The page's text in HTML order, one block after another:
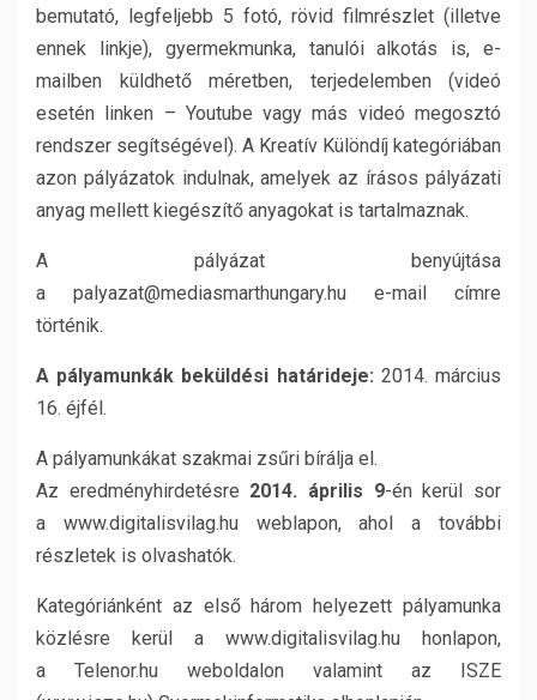
bemutató, legfeljebb 5 fotó, rövid filmrészlet (illetve
ennek linkje), gyermekmunka, tanulói alkotás is, e-
mailben küldhető méretben, terjedelemben (videó
esetén linken – Youtube vagy más videó megosztó
rendszer segítségével). A Kreatív Különdíj kategóriában
azon pályázatok indulnak, amelyek az írásos pályázati
anyag mellett kiegészítő anyagokat is tartalmaznak.
A pályázat benyújtása
a palyazat@mediasmarthungary.hu e-mail címre
történik.
A pályamunkák beküldési határideje: 2014. március
16. éjfél.
A pályamunkákat szakmai zsűri bírálja el.
Az eredményhirdetésre 2014. április 9-én kerül sor
a www.digitalisvilag.hu weblapon, ahol a további
részletek is olvashatók.
Kategóriánként az első három helyezett pályamunka
közlésre kerül a www.digitalisvilag.hu honlapon,
a Telenor.hu weboldalon valamint az ISZE